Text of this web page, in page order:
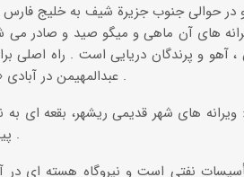
در حوالی جنوب جزیرة شیف به خلیج فارس
های آن ماهی و میگو صید و صادر می
آهو و پرندگان دریایی است . راه اصلی
عبدالمهیمن در آبادی «امامزاده » در جنوب شهر بوشهر قرار گرفته است .
ویرانه های شهر قدیمی ریشهر، بقعه ای
پیش از میلاد و امامزاده میرمحمد در جزیرة خارک .